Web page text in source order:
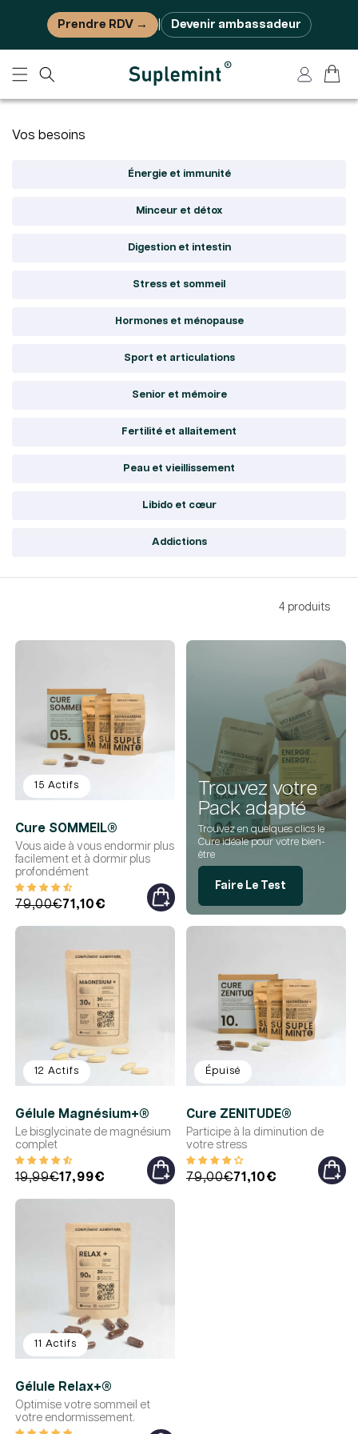
Ignorer et passer au contenu
Prendre RDV → | Devenir ambassadeur
Panier
Vos besoins
Énergie et immunité
Minceur et détox
Digestion et intestin
Stress et sommeil
Hormones et ménopause
Sport et articulations
Senior et mémoire
Fertilité et allaitement
Peau et vieillissement
Libido et cœur
Addictions
4 produits
15 Actifs
Cure SOMMEIL®
Vous aide à vous endormir plus
facilement et à dormir plus
profondément
Prix
habituel
Prix
promotionnel
79,00€71,10€
Trouvez votre
Pack adapté
Trouvez en quelques clics le
Cure idéale pour votre bien-
être
Faire Le Test
12 Actifs
Gélule Magnésium+®
Le bisglycinate de magnésium
complet
Prix
habituel
Prix
promotionnel
19,99€17,99€
Épuisé
Cure ZENITUDE®
Participe à la diminution de
votre stress
Prix
Prix
79,00€71,10€
11 Actifs
Gélule Relax+®
Optimise votre sommeil et
votre endormissement.